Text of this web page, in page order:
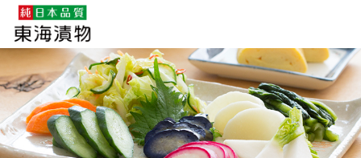
企業・採用情報 社会貢献 品質保証